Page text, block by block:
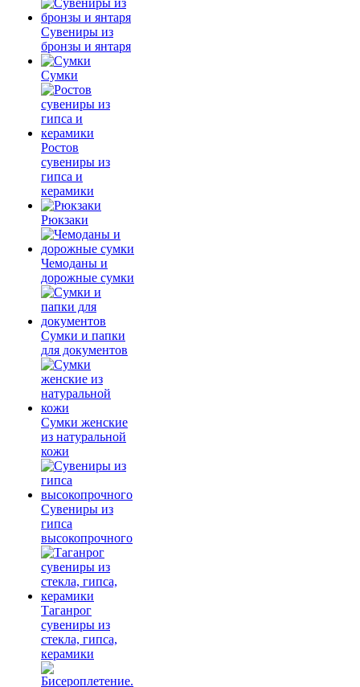
Сувениры из
бронзы и янтаря
Сумки
Ростов
сувениры из
гипса и
керамики
Рюкзаки
Чемоданы и
дорожные сумки
Сумки и папки
для документов
Сумки женские
из натуральной
кожи
Сувениры из
гипса
высокопрочного
Таганрог
сувениры из
стекла, гипса,
керамики